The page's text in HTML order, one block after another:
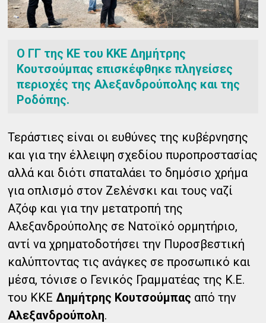
Ο ΓΓ της ΚΕ του ΚΚΕ Δημήτρης
Κουτσούμπας επισκέφθηκε πληγείσες
περιοχές της Αλεξανδρούπολης και της
Ροδόπης.
Τεράστιες είναι οι ευθύνες της κυβέρνησης
και για την έλλειψη σχεδίου πυροπροστασίας
αλλά και διότι σπαταλάει το δημόσιο χρήμα
για οπλισμό στον Ζελένσκι και τους ναζί
Αζόφ και για την μετατροπή της
Αλεξανδρούπολης σε Νατοϊκό ορμητήριο,
αντί να χρηματοδοτήσει την Πυροσβεστική
καλύπτοντας τις ανάγκες σε προσωπικό και
μέσα, τόνισε ο Γενικός Γραμματέας της Κ.Ε.
του ΚΚΕ Δημήτρης Κουτσούμπας από την
Αλεξανδρούπολη.